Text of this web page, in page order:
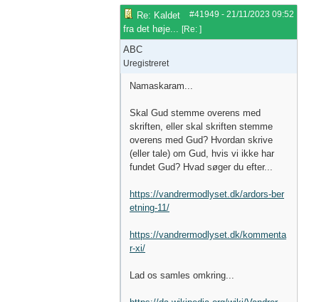
#41949 - 21/11/2023 09:52
Re: Kaldet
fra det høje... [Re: ]
ABC
Uregistreret
Namaskaram...
Skal Gud stemme overens med
skriften, eller skal skriften stemme
overens med Gud? Hvordan skrive
(eller tale) om Gud, hvis vi ikke har
fundet Gud? Hvad søger du efter...
https://vandrermodlyset.dk/ardors-ber
etning-11/
https://vandrermodlyset.dk/kommenta
r-xi/
Lad os samles omkring...